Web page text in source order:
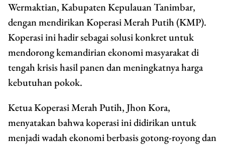
Wermaktian, Kabupaten Kepulauan Tanimbar,
dengan mendirikan Koperasi Merah Putih (KMP).
Koperasi ini hadir sebagai solusi konkret untuk
mendorong kemandirian ekonomi masyarakat di
tengah krisis hasil panen dan meningkatnya harga
kebutuhan pokok.
Ketua Koperasi Merah Putih, Jhon Kora,
menyatakan bahwa koperasi ini didirikan untuk
menjadi wadah ekonomi berbasis gotong-royong dan